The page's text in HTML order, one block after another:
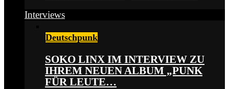
Interviews
Deutschpunk
SOKO LINX IM INTERVIEW ZU
IHREM NEUEN ALBUM „PUNK
FÜR LEUTE…